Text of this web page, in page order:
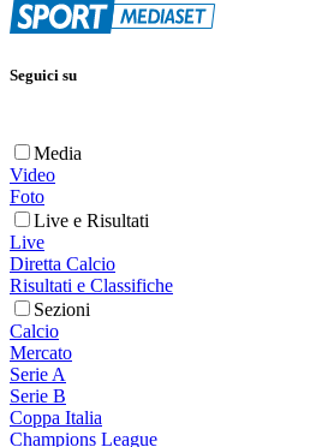
Seguici su
Media
Video
Foto
Live e Risultati
Live
Diretta Calcio
Risultati e Classifiche
Sezioni
Calcio
Mercato
Serie A
Serie B
Coppa Italia
Champions League